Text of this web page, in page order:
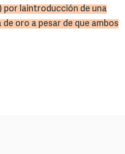
por laintroducción de una
oro a pesar de que ambos